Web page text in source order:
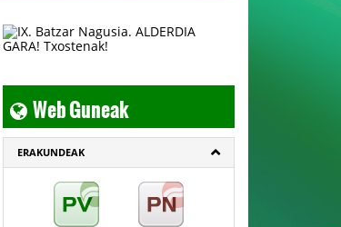
Web Guneak
ERAKUNDEAK